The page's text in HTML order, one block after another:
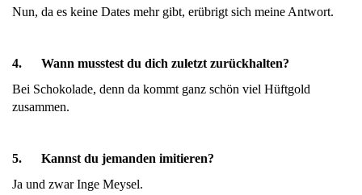
Nun, da es keine Dates mehr gibt, erübrigt sich meine Antwort.
4. Wann musstest du dich zuletzt zurückhalten?
Bei Schokolade, denn da kommt ganz schön viel Hüftgold
zusammen.
5. Kannst du jemanden imitieren?
Ja und zwar Inge Meysel.